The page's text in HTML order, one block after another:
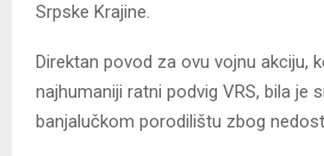
Srpske Krajine.
Direktan povod za ovu vojnu akciju,
najhumaniji ratni podvig VRS, bila je
banjalučkom porodilištu zbog